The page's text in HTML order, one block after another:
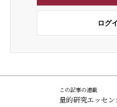
ログ
この記事の連載
量的研究エッセン